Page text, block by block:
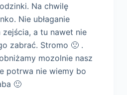
Na chwilę
Nie ubłaganie
a tu nawet nie
zabrać. Stromo 🙁 .
mozolnie nasz
potrwa nie wiemy bo
🙂